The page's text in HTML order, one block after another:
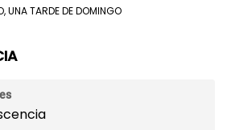
,UNA TARDE DE DOMINGO